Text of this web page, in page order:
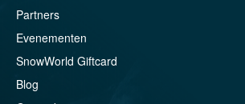
Partners
Evenementen
SnowWorld Giftcard
Blog